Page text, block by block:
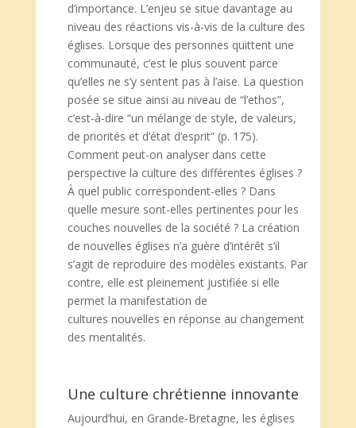
d’importance. L’enjeu se situe davantage au
niveau des réactions vis-à-vis de la culture des
églises. Lorsque des personnes quittent une
communauté, c’est le plus souvent parce
qu’elles ne s’y sentent pas à l’aise. La question
posée se situe ainsi au niveau de “l’ethos”,
c’est-à-dire “un mélange de style, de valeurs,
de priorités et d’état d’esprit” (p. 175).
Comment peut-on analyser dans cette
perspective la culture des différentes églises ?
À quel public correspondent-elles ? Dans
quelle mesure sont-elles pertinentes pour les
couches nouvelles de la société ? La création
de nouvelles églises n’a guère d’intérêt s’il
s’agit de reproduire des modèles existants. Par
contre, elle est pleinement justifiée si elle
permet la manifestation de
cultures nouvelles en réponse au changement
des mentalités.
Une culture chrétienne innovante
Aujourd’hui, en Grande-Bretagne, les églises